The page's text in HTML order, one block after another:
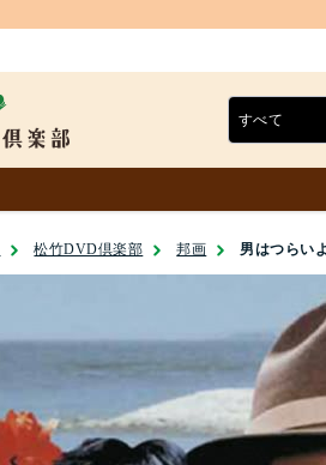
松竹DVD倶楽部 邦画 男はつらい